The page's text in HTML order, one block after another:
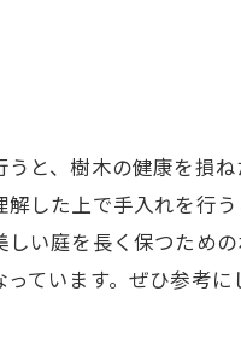
と、樹木の健康を損
した上で手入れを行
い庭を長く保つため
ています。ぜひ参考に